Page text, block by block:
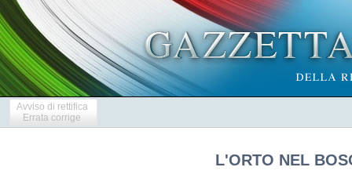
Avviso di rettifica
Errata corrige
L'ORTO NEL